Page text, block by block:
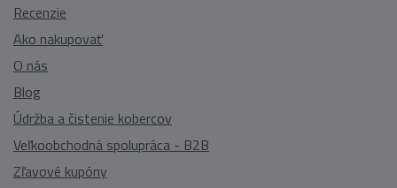
Recenzie
Ako nakupovať
O nás
Blog
Údržba a čistenie kobercov
Veľkoobchodná spolupráca - B2B
Zľavové kupóny